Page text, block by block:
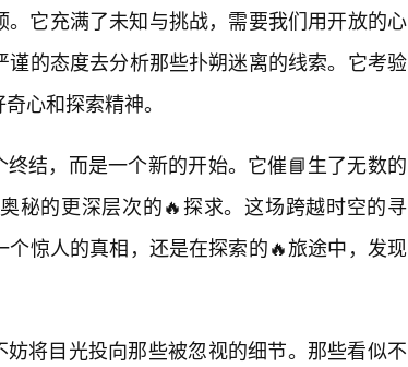
它充满了未知与挑战，需要我们用开放的心
的态度去分析那些扑朔迷离的线索。它考验
心和探索精神。
结，而是一个新的开始。它催📘生了无数的
秘的更深层次的🔥探求。这场跨越时空的寻
惊人的真相，还是在探索的🔥旅途中，发现
将目光投向那些被忽视的细节。那些看似不